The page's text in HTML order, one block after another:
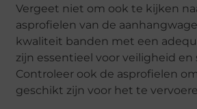
Vergeet niet om ook te kijken
asprofielen van de
kwaliteit banden met een
zijn essentieel voor veiligheid en
Controleer ook de asprofielen
geschikt zijn voor het te